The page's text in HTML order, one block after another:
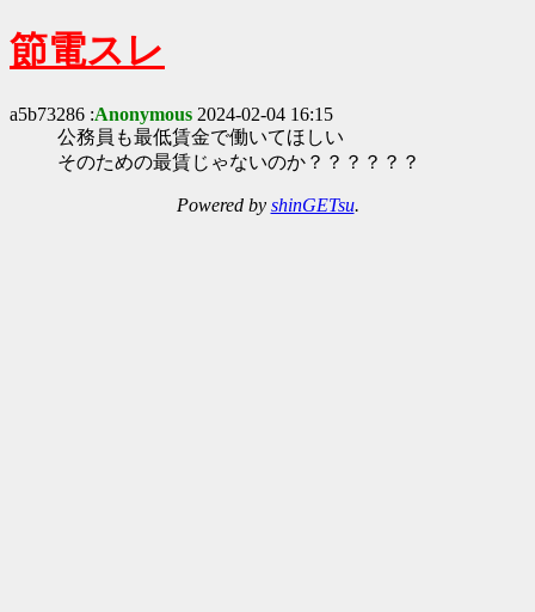
節電スレ
a5b73286 :Anonymous 2024-02-04 16:15
公務員も最低賃金で働いてほしい
そのための最賃じゃないのか？？？？？？
Powered by shinGETsu.